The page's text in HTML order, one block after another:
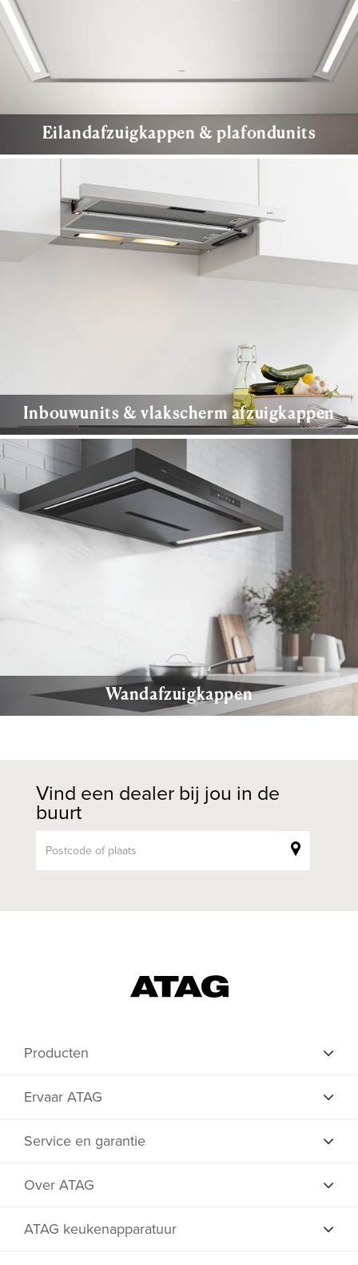
Eilandafzuigkappen & plafondunits
Inbouwunits & vlakscherm afzuigkappen
Wandafzuigkappen
Vind een dealer bij jou in de
buurt
Producten
Ervaar ATAG
Service en garantie
Over ATAG
ATAG keukenapparatuur